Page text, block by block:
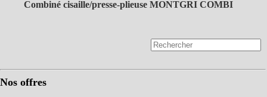
Combiné cisaille/presse-plieuse MONTGRI COMBI
Nos offres